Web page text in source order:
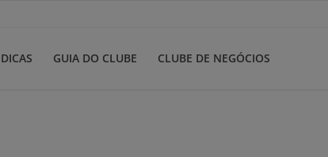
DICAS GUIA DO CLUBE CLUBE DE NEGÓCIOS